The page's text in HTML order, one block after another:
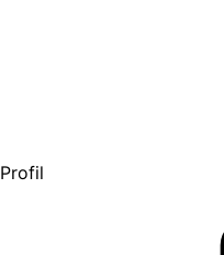
Profil